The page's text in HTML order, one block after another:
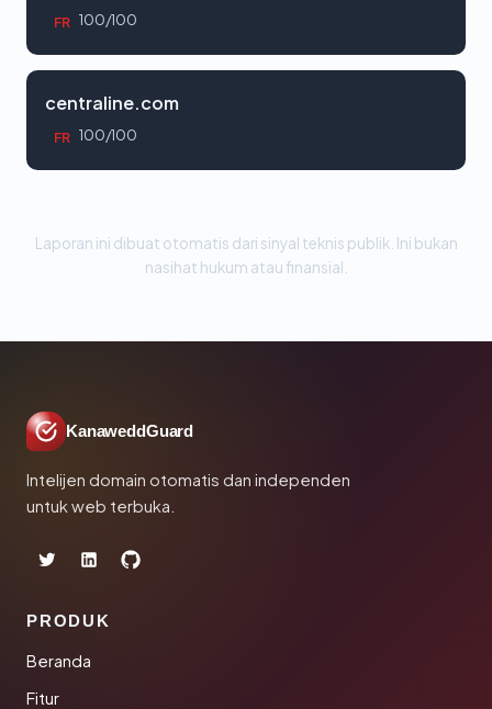
FR 100/100
centraline.com
FR 100/100
Laporan ini dibuat otomatis dari sinyal teknis publik. Ini bukan
nasihat hukum atau finansial.
KanaweddGuard
Intelijen domain otomatis dan independen
untuk web terbuka.
PRODUK
Beranda
Fitur